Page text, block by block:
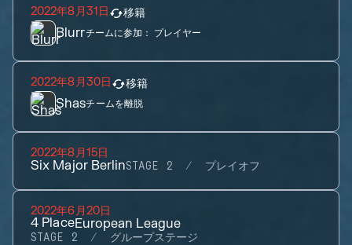
2022年8月31日 移籍
Blurrチームに参加： プレイヤー
2022年8月30日 移籍
Shasチームを離脱
2022年8月15日
Six Major BerlinSTAGE 2 プレイオフ
2022年6月20日
4 PlaceEuropean League
STAGE 2 グループステージ